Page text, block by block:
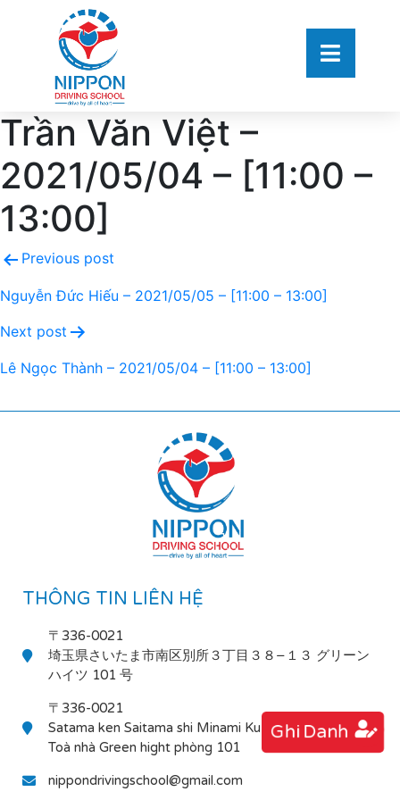
Trần Văn Việt –
2021/05/04 – [11:00 –
13:00]
Previous post
Nguyễn Đức Hiếu – 2021/05/05 – [11:00 – 13:00]
Next post
Lê Ngọc Thành – 2021/05/04 – [11:00 – 13:00]
Ghi Danh
THÔNG TIN LIÊN HỆ
〒336-0021
埼玉県さいたま市南区別所３丁目３８−１３ グリーン
ハイツ 101 号
〒336-0021
Satama ken Saitama shi Minami Ku Bessho 3-38-13
Toà nhà Green hight phòng 101
nippondrivingschool@gmail.com